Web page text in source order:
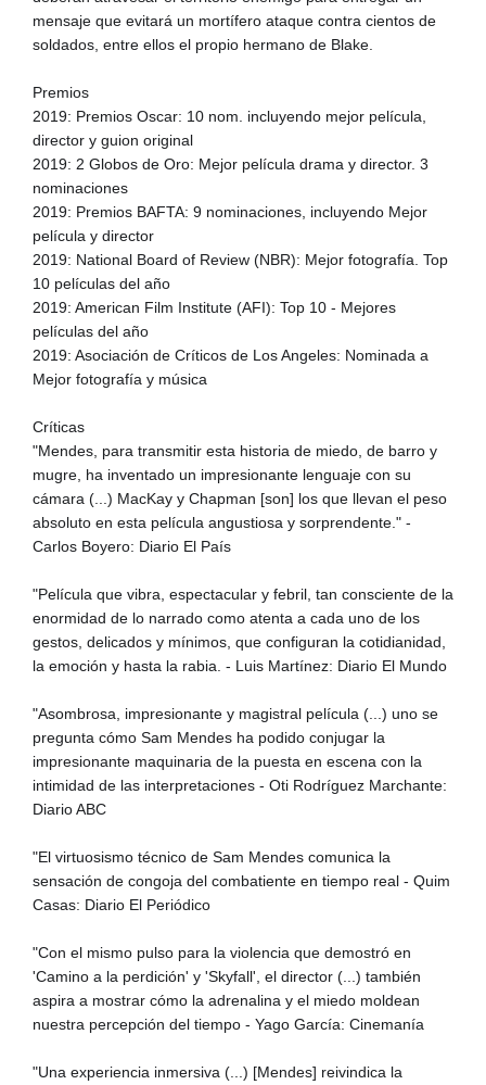
mensaje que evitará un mortífero ataque contra cientos de
soldados, entre ellos el propio hermano de Blake.
Premios
2019: Premios Oscar: 10 nom. incluyendo mejor película,
director y guion original
2019: 2 Globos de Oro: Mejor película drama y director. 3
nominaciones
2019: Premios BAFTA: 9 nominaciones, incluyendo Mejor
película y director
2019: National Board of Review (NBR): Mejor fotografía. Top
10 películas del año
2019: American Film Institute (AFI): Top 10 - Mejores
películas del año
2019: Asociación de Críticos de Los Angeles: Nominada a
Mejor fotografía y música
Críticas
"Mendes, para transmitir esta historia de miedo, de barro y
mugre, ha inventado un impresionante lenguaje con su
cámara (...) MacKay y Chapman [son] los que llevan el peso
absoluto en esta película angustiosa y sorprendente." -
Carlos Boyero: Diario El País
"Película que vibra, espectacular y febril, tan consciente de la
enormidad de lo narrado como atenta a cada uno de los
gestos, delicados y mínimos, que configuran la cotidianidad,
la emoción y hasta la rabia. - Luis Martínez: Diario El Mundo
"Asombrosa, impresionante y magistral película (...) uno se
pregunta cómo Sam Mendes ha podido conjugar la
impresionante maquinaria de la puesta en escena con la
intimidad de las interpretaciones - Oti Rodríguez Marchante:
Diario ABC
"El virtuosismo técnico de Sam Mendes comunica la
sensación de congoja del combatiente en tiempo real - Quim
Casas: Diario El Periódico
"Con el mismo pulso para la violencia que demostró en
'Camino a la perdición' y 'Skyfall', el director (...) también
aspira a mostrar cómo la adrenalina y el miedo moldean
nuestra percepción del tiempo - Yago García: Cinemanía
"Una experiencia inmersiva (...) [Mendes] reivindica la